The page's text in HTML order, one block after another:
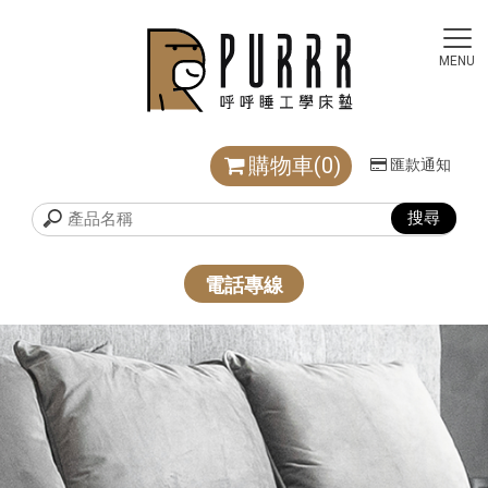
購物車(0) 匯款通知
電話專線